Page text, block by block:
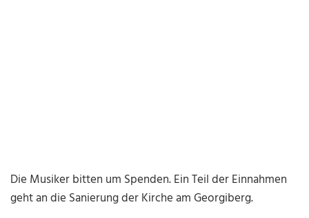
Die Musiker bitten um Spenden. Ein Teil der Einnahmen
geht an die Sanierung der Kirche am Georgiberg.